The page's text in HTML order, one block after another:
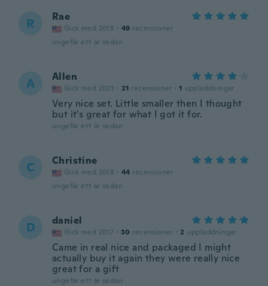
R Rae
Gick med 2015 · 49 recensioner
ungefär ett år sedan
A Allen
Gick med 2023 · 21 recensioner · 1 uppladdningar
Very nice set. Little smaller then I thought
but it's great for what I got it for.
ungefär ett år sedan
C Christine
Gick med 2018 · 44 recensioner
ungefär ett år sedan
D daniel
Gick med 2017 · 30 recensioner · 2 uppladdningar
Came in real nice and packaged I might
actually buy it again they were really nice
great for a gift
ungefär ett år sedan